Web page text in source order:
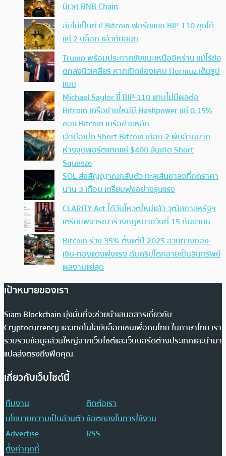
นิเวศ BNB Chain
ล่มไม่เป็นท่า! Bitcoin ฟอร์กแยก BIP-110 ขุดได้
แค่ 2 บล็อก แล้วดับสนิท
Trump พร้อมประกาศชัยชนะเหนืออิหร่าน แม้ไร้ข้อ
ตกลงนิวเคลียร์ หากเปิดช่องแคบ Hormuz เต็มรูป
แบบ
Michael Saylor ชี้ BIP-110 แทบไม่มีผลต่อ
Bitcoin เครือข่ายใหม่มี Hashpower แค่ 0.15%
ของ Bitcoin เครือข่ายหลัก
เจ้ามือเปิด Short Bitcoin เกือบ 2 พันล้านบาท
ห่างจุดพอร์ตแตกแค่ $400 ลุ้นเกิด Short
Squeeze
SOL ส่งสัญญาณกลับตัว ทะลุเส้นขาลงที่กดราคา
นาน 3 เดือน เตรียมพุ่งอย่างรุนแรง
CLARITY Act ได้วันโหวตใหม่แล้ว วุฒิสภาสหรัฐฯ
เตรียมพิจารณาร่างกฎหมายวันที่ 15 กันยายน
Bitcoin ร่วง 35% ตั้งแต่ปี 2025 สวนทางทอง-
เงิน-ทองแดงพุ่งแรง ดันคริปโตกลายเป็นสินทรัพย์
ผลงานแย่สุด
เป้าหมายของเรา
Siam Blockchain มุ่งมั่นที่จะช่วยนำเสนอสารเกี่ยวกับ
Cryptocurrency และเทคโนโลยีบล็อกเชนเพื่อคนไทย ในภาษาไทย เรา
รวบรวมข้อมูลส่วนใหญ่จากเว็บไซต์และเว็บบอร์ดต่างประเทศและนำมา
แปลส่งตรงถึงฟีดคุณ
เกี่ยวกับเว็บไซต์นี้
ทีมงาน
ติดต่อเรา
นโยบายความเป็นส่วนตัวข้อตกลงในการใช้งาน
Advertise
RSS
ตั้งค่าคุกกี้